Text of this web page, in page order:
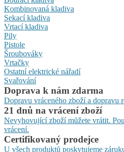
Kombinovaná kladiva
Sekací kladiva
Vrtací kladiva
Pily
Pistole
Šroubováky
Vrtačky
Ostatní elektrické nářadí
Svařování
Doprava k nám zdarma
Dopravu vráceného zboží a dopravu
21 dnů na vrácení zboží
Nevyhovující zboží můžete vrátit.
vrácení.
Certifikovaný prodejce
U všech produktů poskytujeme